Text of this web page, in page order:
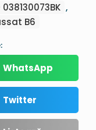
,
B6
WhatsApp
Twitter